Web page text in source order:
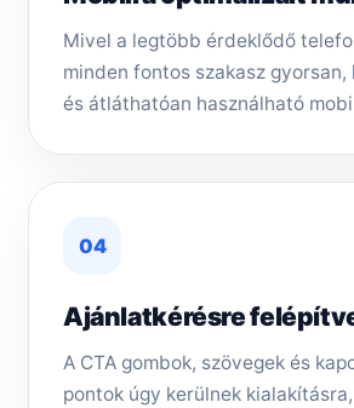
Mivel a legtöbb érdeklődő
minden fontos szakasz gyorsan,
és átláthatóan használható
04
Ajánlatkérésre
A CTA gombok, szövegek és
pontok úgy kerülnek